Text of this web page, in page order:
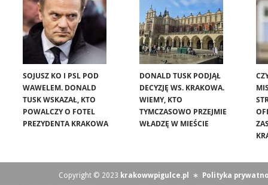
SOJUSZ KO I PSL POD
WAWELEM. DONALD
TUSK WSKAZAŁ, KTO
POWALCZY O FOTEL
PREZYDENTA KRAKOWA
DONALD TUSK PODJĄŁ
DECYZJĘ WS. KRAKOWA.
WIEMY, KTO
TYMCZASOWO PRZEJMIE
WŁADZĘ W MIEŚCIE
Copyright © 2023 krakowwpigulce.pl ∗ Polityka